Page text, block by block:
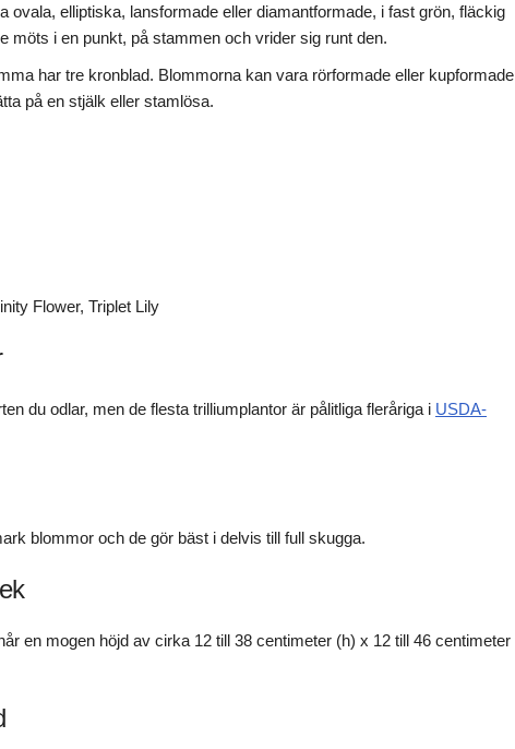
ovala, elliptiska, lansformade eller diamantformade, i fast grön, fläckig
möts i en punkt, på stammen och vrider sig runt den.
har tre kronblad. Blommorna kan vara rörformade eller kupformade
på en stjälk eller stamlösa.
Flower, Triplet Lily
du odlar, men de flesta trilliumplantor är pålitliga fleråriga i USDA-
blommor och de gör bäst i delvis till full skugga.
en mogen höjd av cirka 12 till 38 centimeter (h) x 12 till 46 centimeter